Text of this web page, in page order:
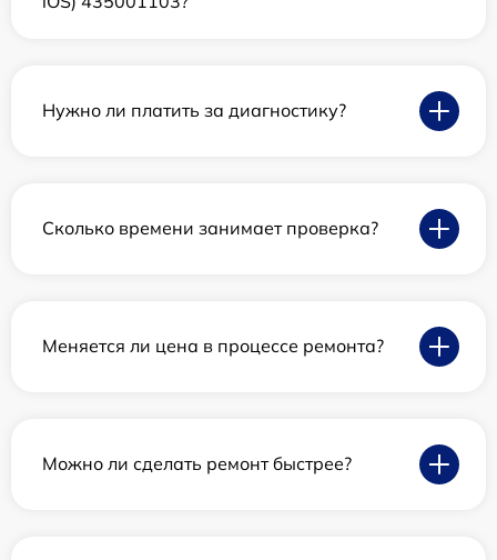
Нужно ли платить за диагностику?
Сколько времени занимает проверка?
Меняется ли цена в процессе ремонта?
Можно ли сделать ремонт быстрее?